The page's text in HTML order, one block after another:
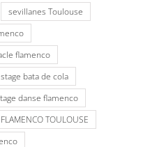
sevillanes Toulouse
flamenco
stage bata de cola
danse flamenco
TOULOUSE